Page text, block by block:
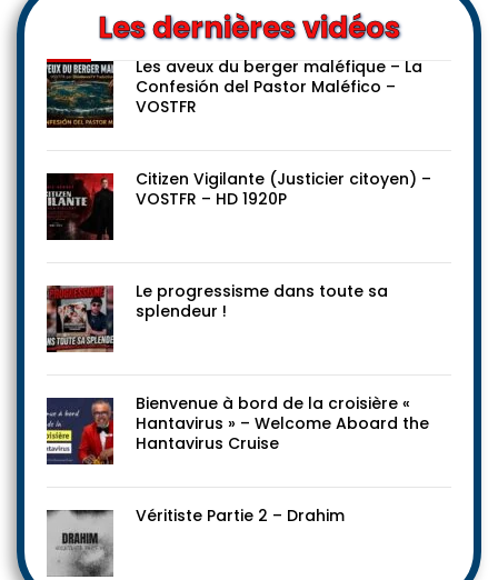
Les dernières vidéos
Les aveux du berger maléfique – La
Confesión del Pastor Maléfico –
VOSTFR
Citizen Vigilante (Justicier citoyen) –
VOSTFR – HD 1920P
Le progressisme dans toute sa
splendeur !
Bienvenue à bord de la croisière «
Hantavirus » – Welcome Aboard the
Hantavirus Cruise
Véritiste Partie 2 – Drahim